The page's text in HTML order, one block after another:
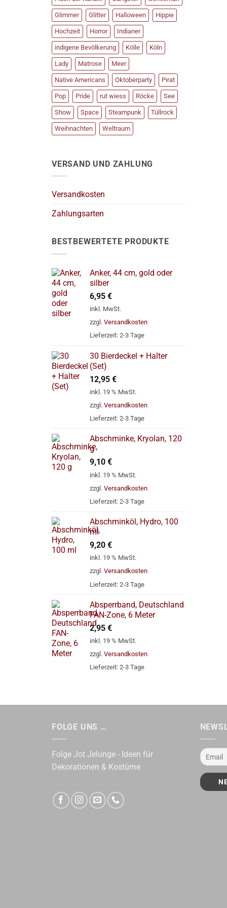
Glimmer Glitter Halloween Hippie
Hochzeit Horror Indianer
indigene Bevölkerung Kölle Köln
Lady Matrose Meer
Native Americans Oktoberparty Pirat
Pop Pride rut wiess Röcke See
Show Space Steampunk Tüllrock
Weihnachten Weltraum
VERSAND UND ZAHLUNG
Versandkosten
Zahlungsarten
BESTBEWERTETE PRODUKTE
Anker, 44 cm, gold oder
silber
6,95 €
inkl. MwSt.
zzgl. Versandkosten
Lieferzeit: 2-3 Tage
30 Bierdeckel + Halter
(Set)
12,95 €
inkl. 19 % MwSt.
zzgl. Versandkosten
Lieferzeit: 2-3 Tage
Abschminke, Kryolan, 120
g
9,10 €
inkl. 19 % MwSt.
zzgl. Versandkosten
Lieferzeit: 2-3 Tage
Abschminköl, Hydro, 100
ml
9,20 €
inkl. 19 % MwSt.
zzgl. Versandkosten
Lieferzeit: 2-3 Tage
Absperrband, Deutschland
FAN-Zone, 6 Meter
2,95 €
inkl. 19 % MwSt.
zzgl. Versandkosten
Lieferzeit: 2-3 Tage
FOLGE UNS …
Folge Jot Jelunge - Ideen für
Dekorationen & Kostüme